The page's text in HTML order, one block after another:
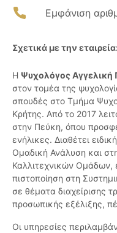
Εμφάνιση
Σχετικά με την
Η Ψυχολόγος Αγγελική
στον τομέα της
σπουδές στο Τμήμα
Κρήτης. Από το 2017
στην Πεύκη, όπου
ενήλικες. Διαθέτει
Ομαδική Ανάλυση και
Καλλιτεχνικών Ομάδων,
πιστοποίηση στη
σε θέματα διαχείρισης
προσωπικής εξέλιξης,
Οι υπηρεσίες